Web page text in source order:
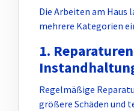
Die Arbeiten am Haus
mehrere Kategorien
1.
Regelmäßige
größere Schäden und